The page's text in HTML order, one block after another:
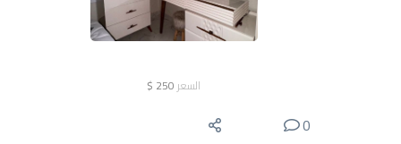
السعر 250
$
0